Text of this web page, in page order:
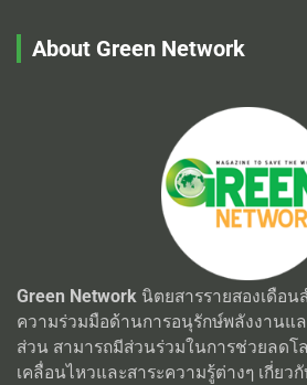
About Green Network
Green Network นิตยสารรายสองเดือน
ความร่วมมือด้านการอนุรักษ์พลังงานแ
ส่วน สามารถมีส่วนร่วมในการช่วยลดโ
เคลื่อนไหวและสาระความรู้ต่างๆ เกี่ยว